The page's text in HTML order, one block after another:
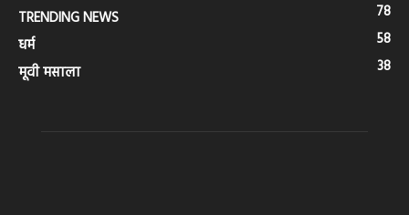
TRENDING NEWS
78
धर्म
58
मूवी मसाला
38